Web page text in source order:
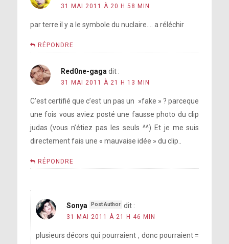
31 MAI 2011 À 20 H 58 MIN
par terre il y a le symbole du nuclaire…. a réléchir
RÉPONDRE
Red0ne-gaga dit :
31 MAI 2011 À 21 H 13 MIN
C’est certifié que c’est un pas un »fake » ? parceque
une fois vous aviez posté une fausse photo du clip
judas (vous n’étiez pas les seuls ^^) Et je me suis
directement fais une « mauvaise idée » du clip..
RÉPONDRE
Sonya dit :
31 MAI 2011 À 21 H 46 MIN
plusieurs décors qui pourraient , donc pourraient =